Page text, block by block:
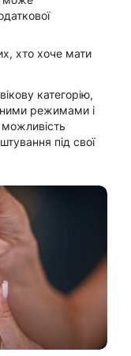
хто хоче мати
категорію,
режимами і
під свої